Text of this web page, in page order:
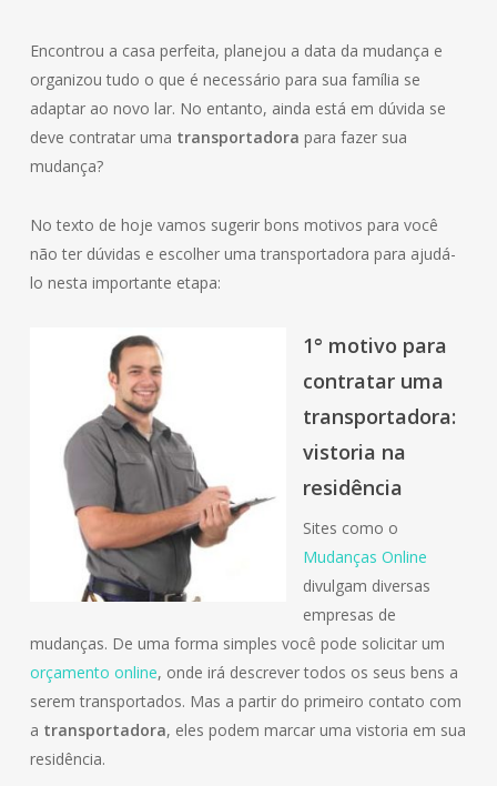
Encontrou a casa perfeita, planejou a data da mudança e
organizou tudo o que é necessário para sua família se
adaptar ao novo lar. No entanto, ainda está em dúvida se
deve contratar uma transportadora para fazer sua
mudança?
No texto de hoje vamos sugerir bons motivos para você
não ter dúvidas e escolher uma transportadora para ajudá-
lo nesta importante etapa:
1° motivo para
contratar uma
transportadora:
vistoria na
residência
Sites como o
Mudanças Online
divulgam diversas
empresas de
mudanças. De uma forma simples você pode solicitar um
orçamento online, onde irá descrever todos os seus bens a
serem transportados. Mas a partir do primeiro contato com
a transportadora, eles podem marcar uma vistoria em sua
residência.